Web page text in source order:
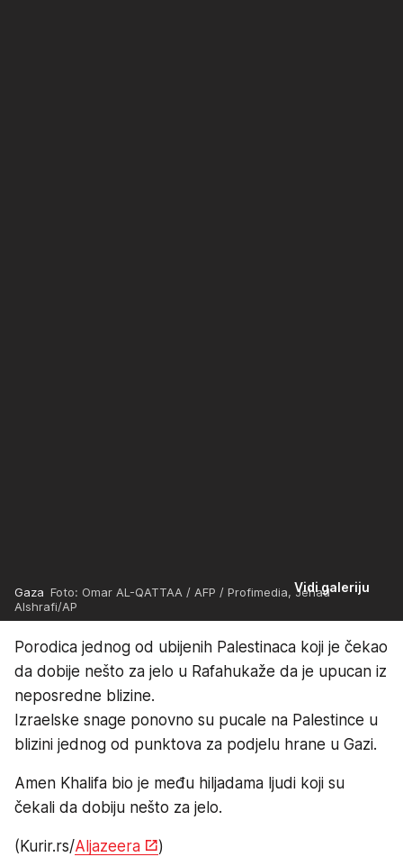
Vidi galeriju
Gaza Foto: Omar AL-QATTAA / AFP / Profimedia, Jehad
Alshrafi/AP
Porodica jednog od ubijenih Palestinaca koji je čekao
da dobije nešto za jelo u Rafahukaže da je upucan iz
neposredne blizine.
Izraelske snage ponovno su pucale na Palestince u
blizini jednog od punktova za podjelu hrane u Gazi.
Amen Khalifa bio je među hiljadama ljudi koji su
čekali da dobiju nešto za jelo.
(Kurir.rs/Aljazeera )